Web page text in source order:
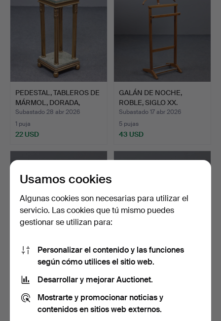
PEDESTAL, TABLEROS DE
MÁRMOL, DORADA,
MEDI…
Subastado 28 abr 2026
1 puja
22 USD
GALÁN DE NOCHE,
ROBLE, SIGLO XX.
Subastado 17 abr 2026
5 pujas
43 USD
ARMARIO, MEZCLA DE
MADERA, MADERA DURA
Y R…
Subastado 16 abr 2026
22 USD
ATAÚD, MADERA
ÖLAND 195…
Subastado 16 abr 2026
22 USD
Usamos cookies
Algunas cookies son necesarias para utilizar el
servicio. Las cookies que tú mismo puedes
gestionar se utilizan para:
Personalizar el contenido y las funciones
según cómo utilices el sitio web.
Desarrollar y mejorar Auctionet.
Mostrarte y promocionar noticias y
contenidos en sitios web externos.